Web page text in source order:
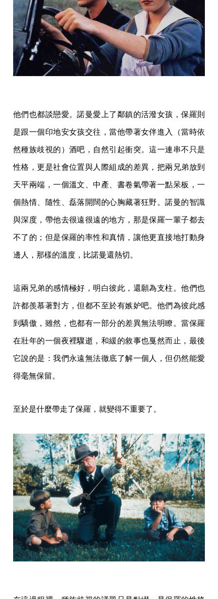
他們也都談戀愛。諾曼愛上了鄰鎮的活潑女孩，保羅則
是跟一個印地安女孩交往，當他帶著女伴進入（當時依
然種族歧視的）酒吧，自然引起衝突。這一連串不只是
性格，更是社會位置與人際組成的差異，把兩兄弟放到
天平兩端，一個溫文、中產、書卷氣帶著一點呆板，一
個熱情、隨性、磊落開闊的心胸藏著狂野。諾曼的智識
與深度，帶他去很遠很遠的地方，那是保羅一輩子都去
不了的；但是保羅的率性和真情，讓他更直接地打動身
邊人，那樣的溫度，比諾曼還熱切。
這兩兄弟的感情極好，明白彼此，還願為支柱。他們也
許都羨慕著對方，但都不至於有嫉妒吧。他們為彼此感
到驕傲，雖然，也都有一部分的差異無法明瞭。當保羅
在壯年的一個夜裡驟逝，和緩的敘事也戛然而止，最後
它說的是：我們永遠無法徹底了解一個人，但仍然能愛
得毫無保留。
至於是什麼帶走了保羅，就變得不重要了。